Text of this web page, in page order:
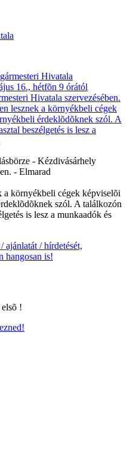
- Kézdivásárhely
- Elmarad
a környékbeli cégek képviselõi
szól. A találkozón
is lesz a munkaadók és
ajánlatát / hírdetését,
hangosan is!
!